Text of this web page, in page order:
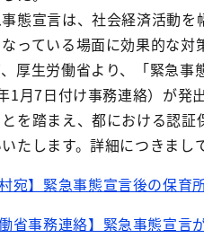
態宣言は、社会経済活動を
っている場面に効果的な
厚生労働省より、「緊急
1月7日付け事務連絡）が発
を踏まえ、都における認証
たします。詳細につきま
村宛】緊急事態宣言後の保育
働省事務連絡】緊急事態宣